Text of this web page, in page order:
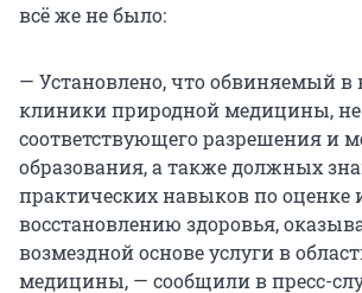
всё же не было:
— Установлено, что обвиняемый в
клиники природной медицины,
соответствующего разрешения и
образования, а также должных
практических навыков по оценке
восстановлению здоровья,
возмездной основе услуги в
медицины, — сообщили в пресс-